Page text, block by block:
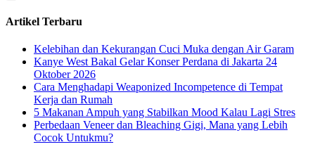
Artikel Terbaru
Kelebihan dan Kekurangan Cuci Muka dengan Air Garam
Kanye West Bakal Gelar Konser Perdana di Jakarta 24
Oktober 2026
Cara Menghadapi Weaponized Incompetence di Tempat
Kerja dan Rumah
5 Makanan Ampuh yang Stabilkan Mood Kalau Lagi Stres
Perbedaan Veneer dan Bleaching Gigi, Mana yang Lebih
Cocok Untukmu?